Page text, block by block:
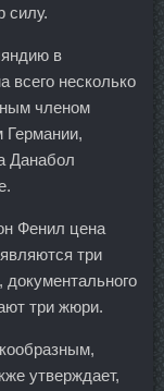
силу.
в
всего несколько
членом
Германии,
Данабол
Фенил цена
три
три жюри.
утверждает,